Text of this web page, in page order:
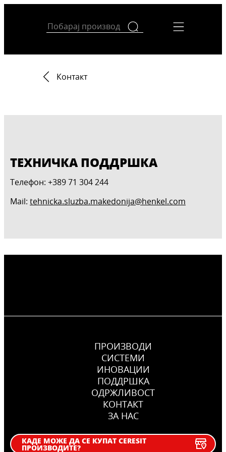
Контакт
ТЕХНИЧКА ПОДДРШКА
Телефон: +389 71 304 244
Mail: tehnicka.sluzba.makedonija@henkel.com
ПРОИЗВОДИ
СИСТЕМИ
ИНОВАЦИИ
ПОДДРШКА
OДРЖЛИВОСТ
КОНТАКТ
ЗА НАС
КАДЕ МОЖЕ ДА СЕ КУПАТ CERESIT
ПРОИЗВОДИТЕ?